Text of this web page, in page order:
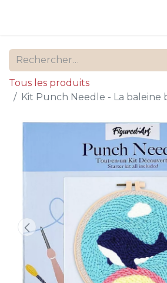
Tous les produits
Kit Punch Needle - La baleine